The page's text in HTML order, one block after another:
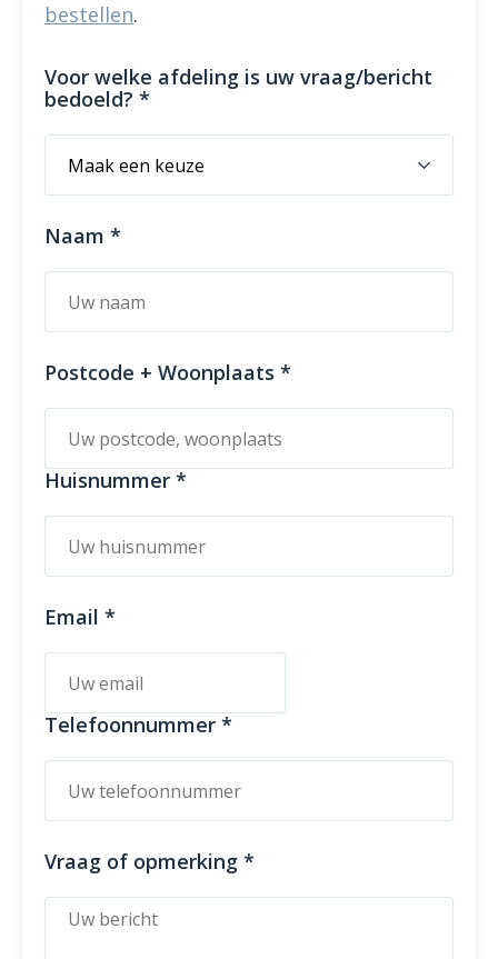
bestellen.
Voor welke afdeling is uw vraag/bericht
bedoeld? *
Naam *
Postcode + Woonplaats *
Huisnummer *
Email *
Telefoonnummer *
Vraag of opmerking *